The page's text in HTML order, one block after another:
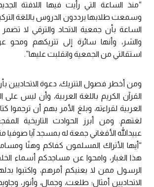
“منذ الساعة التي رأيت فيها اللافتة
وسمعت طلابها يرددون الدروس باللغة
الساعة بأن جمعية الاتحاد والترقي لا
والشر، وأنها سائرة إلى تتريكهم ومحو
استقالتي من الجمعية وانقلبت عليها”.
ومن أخطر فصول التتريك، دعوة الاتحاديين
القرآن الكريم باللغة العربية، وأن ليس على
العربية لقراءته، وبلغ الأمر بهم أن ترجموا
لغتهم. ومن أبرز الحوادث التاريخية
عبيدالله الأفغاني جمعة له بمسجد آيا صوفيا
“أيها الأتراك المسلمون كفاكم وهنًا
هذا الغبار، وامحوا عن مساجدكم أسماء
الرسول ممن لا يعنيكم أمرهم، واكتبوا
الاتحاديين أمثال؛ طلعت، وجمال، وأنور،